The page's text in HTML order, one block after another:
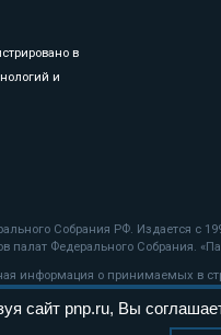
в
и
Собрания РФ. Издается с
Федерального Собрания.
информация о принимаемых в
сайт pnp.ru, Вы